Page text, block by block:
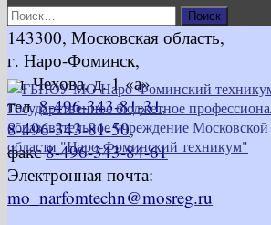
Найти:
143300, Московская область,
г. Наро-Фоминск,
ул. Чехова, д. 1 «а»
тел.8-496-343-81-31,
8-496-343-81-50,
факс8-496-343-84-61
Электронная почта:
mo_narfomtechn@mosreg.ru